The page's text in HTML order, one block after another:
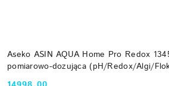
Aseko ASIN AQUA Home Pro Redox
pomiarowo-dozująca (pH/Redox/Algi/